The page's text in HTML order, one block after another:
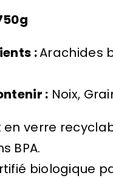
:Arachides
: Noix,
en verre
BPA.
biologique